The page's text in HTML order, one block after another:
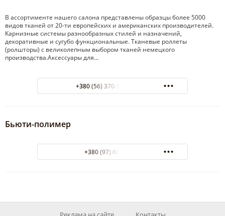
В ассортименте нашего салона представлены образцы более 5000
видов тканей от 20-ти европейских и американских производителей.
Карнизные системы разнообразных стилей и назначений,
декоративные и сугубо функциональные. Тканевые роллеты
(ролшторы) с великолепным выбором тканей немецкого
производства.Аксессуары для…
+380 (56) 370-59-83 офис
Бьюти-полимер
+380 (97) 601-60-47